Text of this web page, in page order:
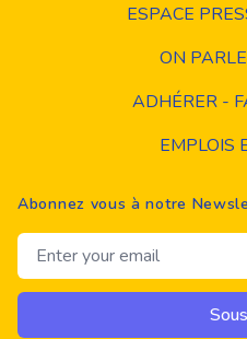
ESPACE
ON
ADHÉRER -
EMPLOIS
Abonnez vous à notre
Email address